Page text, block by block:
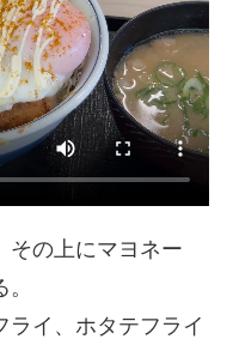
その上にマヨネー
ライ、ホタテフライ